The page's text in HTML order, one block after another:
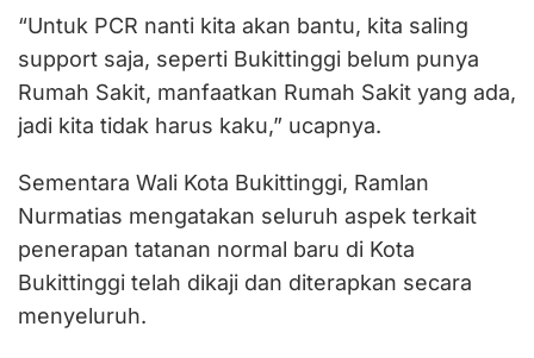
“Untuk PCR nanti kita akan bantu, kita saling
support saja, seperti Bukittinggi belum punya
Rumah Sakit, manfaatkan Rumah Sakit yang ada,
jadi kita tidak harus kaku,” ucapnya.
Sementara Wali Kota Bukittinggi, Ramlan
Nurmatias mengatakan seluruh aspek terkait
penerapan tatanan normal baru di Kota
Bukittinggi telah dikaji dan diterapkan secara
menyeluruh.